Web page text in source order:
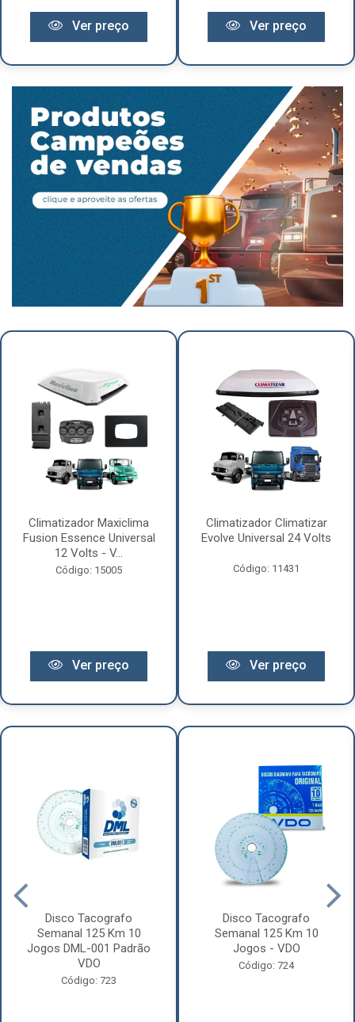
Ver preço Ver preço
Climatizador Maxiclima
Fusion Essence Universal
12 Volts - V...
Código: 15005
Ver preço
Climatizador Climatizar
Evolve Universal 24 Volts
Código: 11431
Ver preço
Disco Tacografo
Semanal 125 Km 10
Jogos DML-001 Padrão
VDO
Código: 723
Disco Tacografo
Semanal 125 Km 10
Jogos - VDO
Código: 724